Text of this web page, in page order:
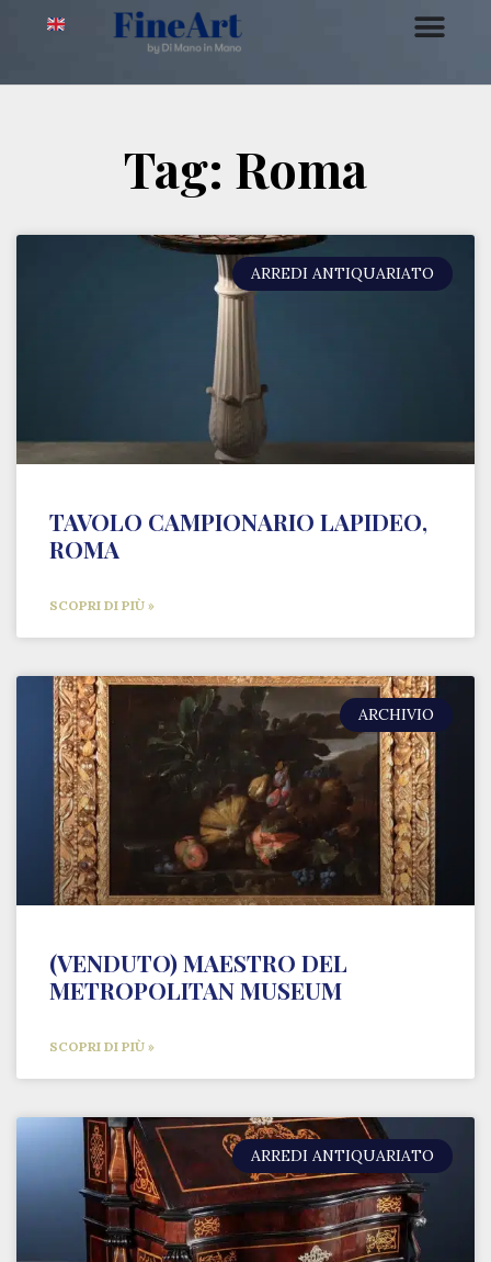
Tag: Roma
ARREDI ANTIQUARIATO
TAVOLO CAMPIONARIO LAPIDEO,
ROMA
SCOPRI DI PIÙ »
ARCHIVIO
(VENDUTO) MAESTRO DEL
METROPOLITAN MUSEUM
SCOPRI DI PIÙ »
ARREDI ANTIQUARIATO